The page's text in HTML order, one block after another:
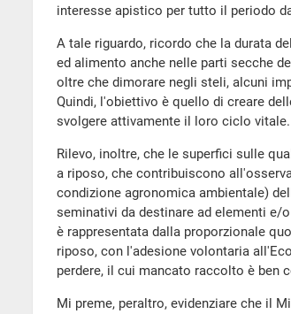
interesse apistico per tutto il periodo
A tale riguardo, ricordo che la durata
ed alimento anche nelle parti secche
oltre che dimorare negli steli, alcuni
Quindi, l'obiettivo è quello di creare
svolgere attivamente il loro ciclo vitale.
Rilevo, inoltre, che le superfici sulle
a riposo, che contribuiscono
condizione agronomica ambientale)
seminativi da destinare ad elementi e/
è rappresentata dalla proporzionale
riposo, con l'adesione volontaria
perdere, il cui mancato raccolto è ben
Mi preme, peraltro, evidenziare che il